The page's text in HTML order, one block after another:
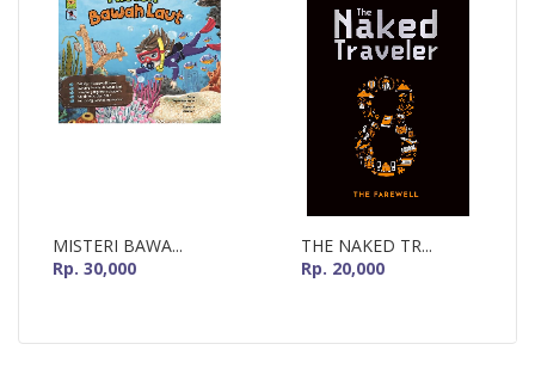
MISTERI BAWA...
Rp. 30,000
THE NAKED TR...
Rp. 20,000